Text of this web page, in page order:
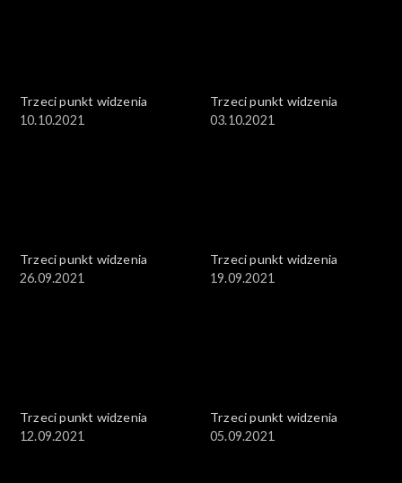
Trzeci punkt widzenia
10.10.2021
Trzeci punkt widzenia
03.10.2021
Trzeci punkt widzenia
26.09.2021
Trzeci punkt widzenia
19.09.2021
Trzeci punkt widzenia
12.09.2021
Trzeci punkt widzenia
05.09.2021